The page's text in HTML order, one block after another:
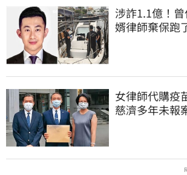
涉詐1.1億！
婿律師棄保
女律師代購疫
慈濟多年未報